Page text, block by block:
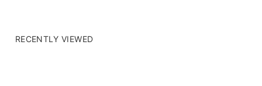
RECENTLY VIEWED